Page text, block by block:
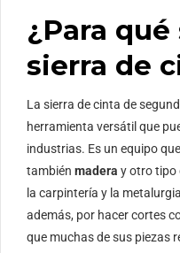
¿Para
sierra de
La sierra de cinta de
herramienta versátil que
industrias. Es un equipo
también madera y otro tipo
la carpintería y la
además, por hacer cortes
que muchas de sus piezas